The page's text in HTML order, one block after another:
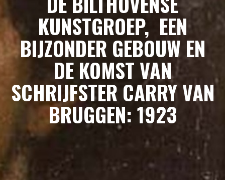
KUNSTGROEP, EEN
BIJZONDER GEBOUW EN
DE KOMST VAN
SCHRIJFSTER CARRY VAN
BRUGGEN: 1923